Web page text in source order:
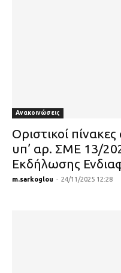
Ανακοινώσεις
Οριστικοί
υπ’ αρ. ΣΜΕ 13/
Εκδήλωσης
m.sarkoglou - 24/11/2025 12:28